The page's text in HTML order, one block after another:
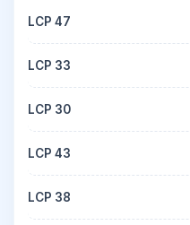
LCP 47
LCP 33
LCP 30
LCP 43
LCP 38